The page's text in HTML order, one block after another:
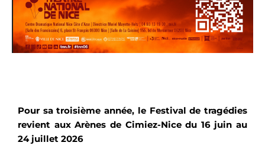
Pour sa troisième année, le Festival de tragédies
revient aux Arènes de Cimiez-Nice du 16 juin au
24 juillet 2026